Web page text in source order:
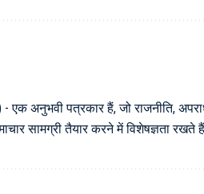
- एक अनुभवी पत्रकार हैं, जो राजनीति,
सामग्री तैयार करने में विशेषज्ञता रखते